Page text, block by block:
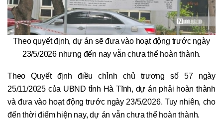
Theo quyết định, dự án sẽ đưa vào hoạt động trước ngày
23/5/2026 nhưng đến nay vẫn chưa thể hoàn thành.
Theo Quyết định điều chỉnh chủ trương số 57 ngày
25/11/2025 của UBND tỉnh Hà Tĩnh, dự án phải hoàn thành
và đưa vào hoạt động trước ngày 23/5/2026. Tuy nhiên, cho
đến thời điểm hiện nay, dự án vẫn chưa thể hoàn thành.